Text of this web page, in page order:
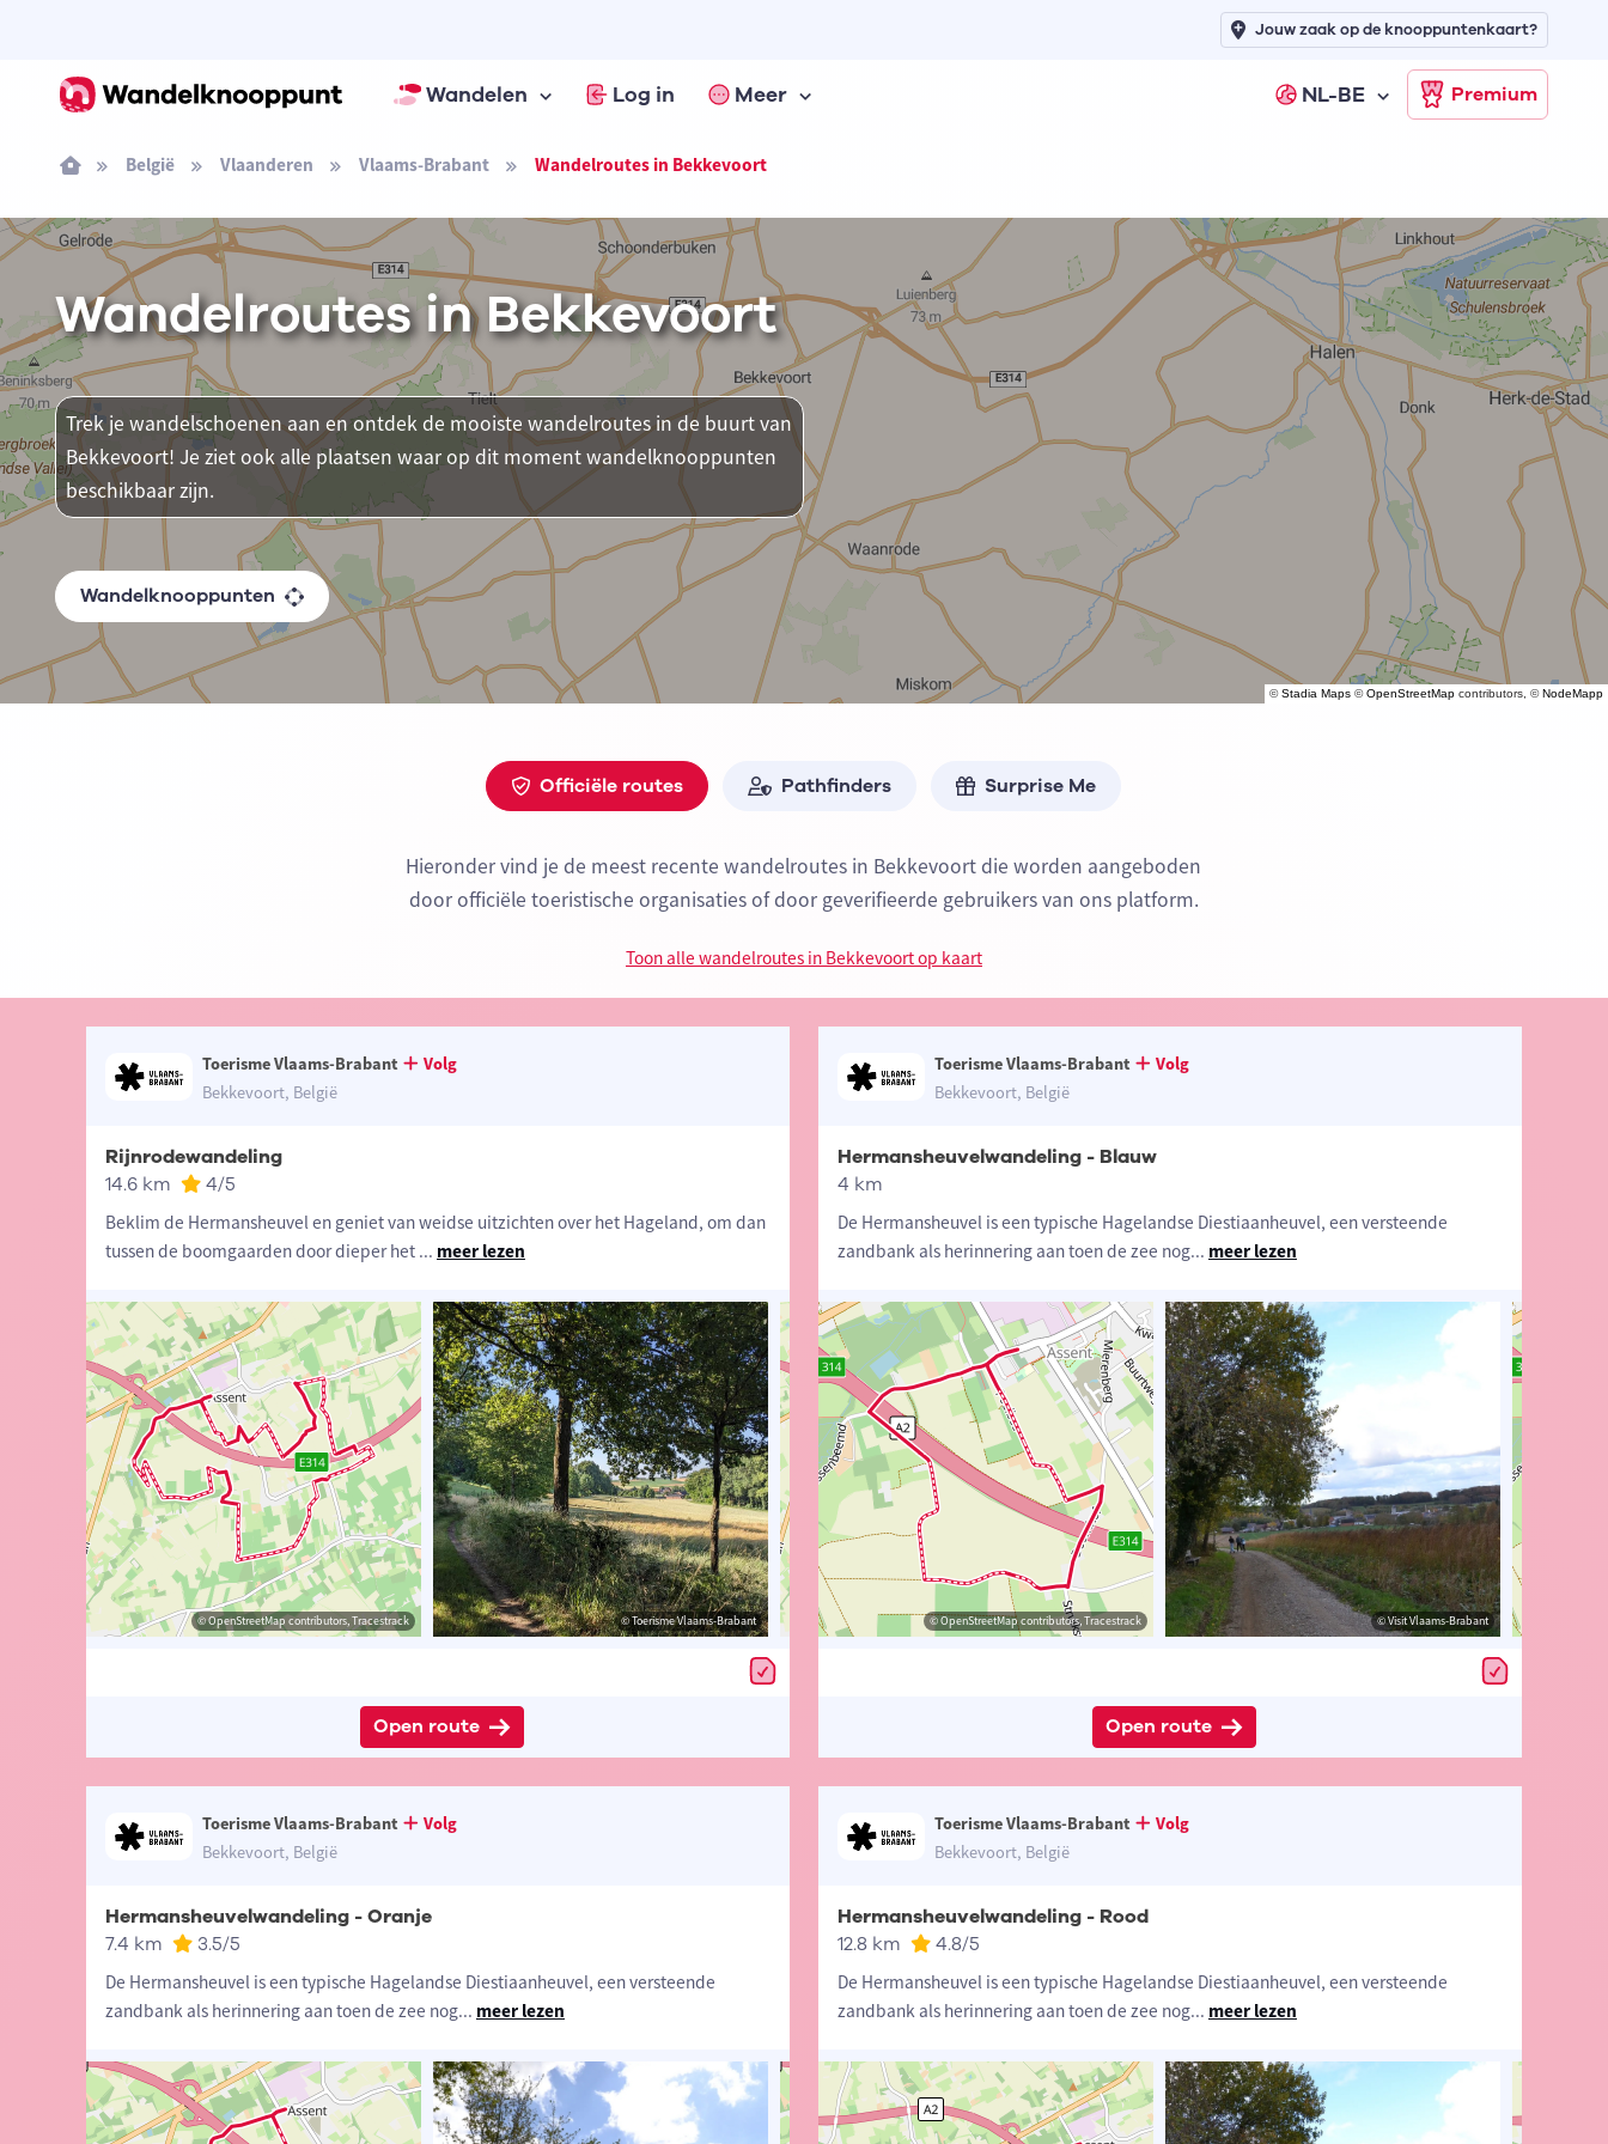
Wandelen Log in Meer NL-BE Premium
Jouw zaak op de knooppuntenkaart?
België Vlaanderen Vlaams-Brabant Wandelroutes in Bekkevoort
©Stadia Maps ©OpenStreetMap contributors, ©NodeMapp
Wandelroutes in Bekkevoort
Trek je wandelschoenen aan en ontdek de mooiste wandelroutes in de buurt van
Bekkevoort! Je ziet ook alle plaatsen waar op dit moment wandelknooppunten
beschikbaar zijn.
Wandelknooppunten
Officiële routes Pathfinders Surprise Me
Hieronder vind je de meest recente wandelroutes in Bekkevoort die worden aangeboden
door officiële toeristische organisaties of door geverifieerde gebruikers van ons platform.
Toon alle wandelroutes in Bekkevoort op kaart
Toerisme Vlaams-Brabant
Volg
Bekkevoort, België
Rijnrodewandeling
14.6 km 4/5
Beklim de Hermansheuvel en geniet van weidse uitzichten over het Hageland, om dan
tussen de boomgaarden door dieper het ... meer lezen
© OpenStreetMap contributors, Tracestrack © Toerisme Vlaams-Brabant © OpenStreetMap contributors, Tracestrack © Toerisme Vlaams-Brabant
Open route
Toerisme Vlaams-Brabant
Volg
Bekkevoort, België
Hermansheuvelwandeling - Blauw
4 km
De Hermansheuvel is een typische Hagelandse Diestiaanheuvel, een versteende
zandbank als herinnering aan toen de zee nog... meer lezen
Vlaams-Brabant © OpenStreetMap contributors, Tracestrack © Visit Vlaams-Brabant © OpenStreetMap contributors, Tracestrack © Visit Vlaams-Brabant
Open route
Toerisme Vlaams-Brabant
Volg
Bekkevoort, België
Hermansheuvelwandeling - Oranje
7.4 km 3.5/5
De Hermansheuvel is een typische Hagelandse Diestiaanheuvel, een versteende
zandbank als herinnering aan toen de zee nog... meer lezen
Toerisme Vlaams-Brabant
Volg
Bekkevoort, België
Hermansheuvelwandeling - Rood
12.8 km 4.8/5
De Hermansheuvel is een typische Hagelandse Diestiaanheuvel, een versteende
zandbank als herinnering aan toen de zee nog... meer lezen